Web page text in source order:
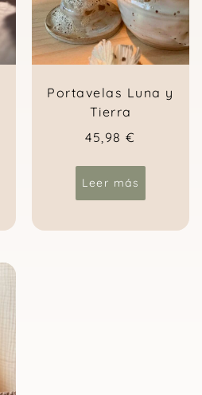
Portavelas Luna y
Tierra
45,98€
Leer más